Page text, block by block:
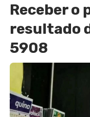
Receber o
resultado
5908